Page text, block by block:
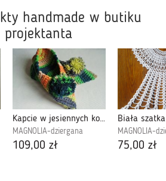
handmade w butiku
projektanta
Kapcie w jesiennych kolorach z pomponem
MAGNOLIA-dziergana
109,00 zł
MAGNOLIA-
75,00 zł